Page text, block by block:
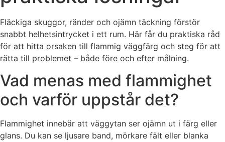
Fläckiga skuggor, ränder och ojämn täckning förstör
snabbt helhetsintrycket i ett rum. Här får du praktiska råd
för att hitta orsaken till flammig väggfärg och steg för att
rätta till problemet – både före och efter målning.
Vad menas med flammighet
och varför uppstår det?
Flammighet innebär att väggytan ser ojämn ut i färg eller
glans. Du kan se ljusare band, mörkare fält eller blanka